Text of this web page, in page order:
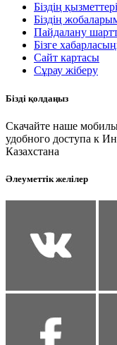
Біздің
Біздің
Пайдалану
Бізге
Сайт картасы
Сұрау жіберу
Бізді қолдаңыз
Скачайте наше
удобного доступа к
Казахстана
Әлеуметтік желілер